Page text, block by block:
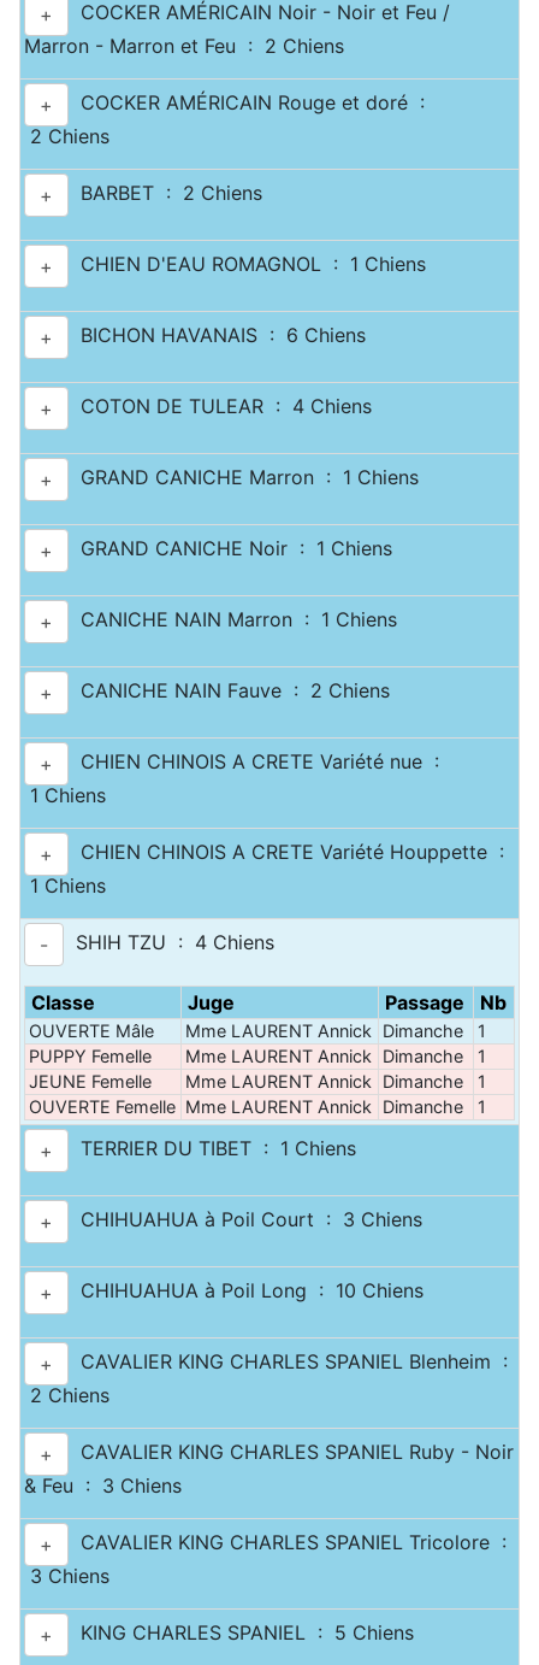
+
COCKER AMÉRICAIN Noir - Noir et Feu /
Marron - Marron et Feu : 2 Chiens
+
COCKER AMÉRICAIN Rouge et doré :
2 Chiens
+ BARBET : 2 Chiens
+ CHIEN D'EAU ROMAGNOL : 1 Chiens
+ BICHON HAVANAIS : 6 Chiens
+ COTON DE TULEAR : 4 Chiens
+ GRAND CANICHE Marron : 1 Chiens
+ GRAND CANICHE Noir : 1 Chiens
+ CANICHE NAIN Marron : 1 Chiens
+ CANICHE NAIN Fauve : 2 Chiens
+
CHIEN CHINOIS A CRETE Variété nue :
1 Chiens
+
CHIEN CHINOIS A CRETE Variété Houppette :
1 Chiens
- SHIH TZU : 4 Chiens
Classe Juge Passage Nb
OUVERTE Mâle Mme LAURENT Annick Dimanche
1
PUPPY Femelle
Mme LAURENT Annick Dimanche
1
JEUNE Femelle
Mme LAURENT Annick Dimanche
1
OUVERTE Femelle Mme LAURENT Annick Dimanche 1
+ TERRIER DU TIBET : 1 Chiens
+ CHIHUAHUA à Poil Court : 3 Chiens
+ CHIHUAHUA à Poil Long : 10 Chiens
+
CAVALIER KING CHARLES SPANIEL Blenheim :
2 Chiens
+
CAVALIER KING CHARLES SPANIEL Ruby - Noir
& Feu : 3 Chiens
+
CAVALIER KING CHARLES SPANIEL Tricolore :
3 Chiens
+ KING CHARLES SPANIEL : 5 Chiens